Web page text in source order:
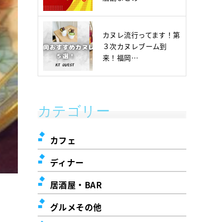
カヌレ流行ってます！第
３次カヌレブーム到
来！福岡…
カテゴリー
カフェ
ディナー
居酒屋・BAR
グルメその他